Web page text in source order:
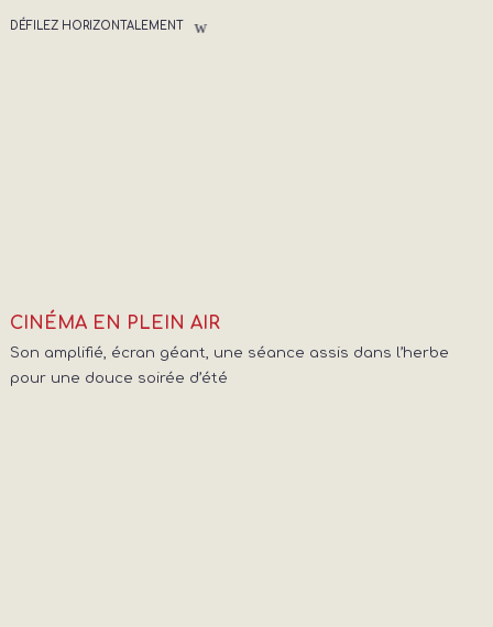
DÉFILEZ HORIZONTALEMENT
CINÉMA EN PLEIN AIR
Son amplifié, écran géant, une séance assis dans l’herbe
pour une douce soirée d’été